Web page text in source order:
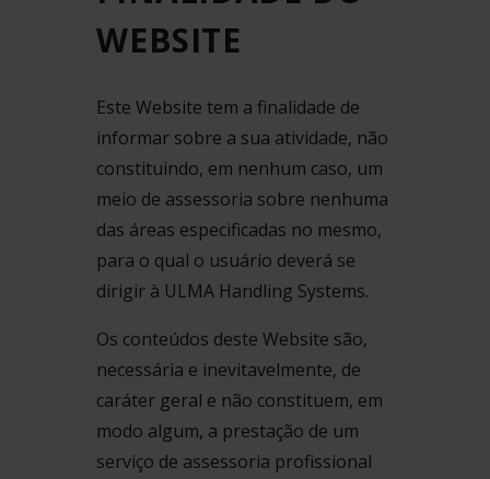
WEBSITE
Este Website tem a finalidade de
informar sobre a sua atividade, não
constituindo, em nenhum caso, um
meio de assessoria sobre nenhuma
das áreas especificadas no mesmo,
para o qual o usuário deverá se
dirigir à ULMA Handling Systems.
Os conteúdos deste Website são,
necessária e inevitavelmente, de
caráter geral e não constituem, em
modo algum, a prestação de um
serviço de assessoria profissional